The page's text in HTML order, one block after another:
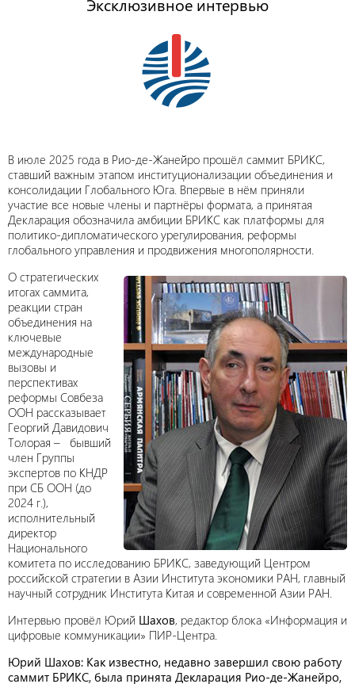
Эксклюзивное интервью
В июле 2025 года в Рио-де-Жанейро прошёл саммит БРИКС,
ставший важным этапом институционализации объединения и
консолидации Глобального Юга. Впервые в нём приняли
участие все новые члены и партнёры формата, а принятая
Декларация обозначила амбиции БРИКС как платформы для
политико-дипломатического урегулирования, реформы
глобального управления и продвижения многополярности.
О стратегических
итогах саммита,
реакции стран
объединения на
ключевые
международные
вызовы и
перспективах
реформы Совбеза
ООН рассказывает
Георгий Давидович
Толорая – бывший
член Группы
экспертов по КНДР
при СБ ООН (до
2024 г.),
исполнительный
директор
Национального
комитета по исследованию БРИКС, заведующий Центром
российской стратегии в Азии Института экономики РАН, главный
научный сотрудник Института Китая и современной Азии РАН.
Интервью провёл Юрий Шахов, редактор блока «Информация и
цифровые коммуникации» ПИР-Центра.
Юрий Шахов: Как известно, недавно завершил свою работу
саммит БРИКС, была принята Декларация Рио-де-Жанейро,